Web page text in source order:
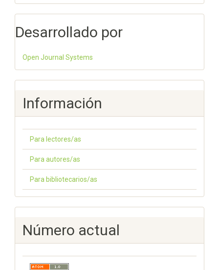
Desarrollado por
Open Journal Systems
Información
Para lectores/as
Para autores/as
Para bibliotecarios/as
Número actual